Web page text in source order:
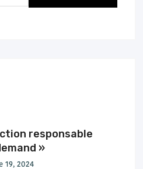
responsable
»
19, 2024